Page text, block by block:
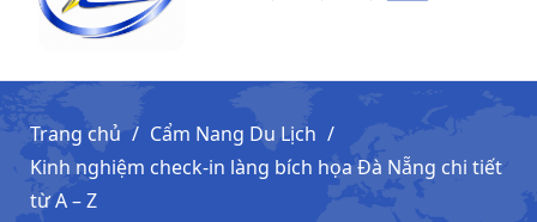
Trang chủ
Cẩm Nang Du Lịch
Kinh nghiệm check-in làng bích họa Đà Nẵng chi tiết
từ A – Z